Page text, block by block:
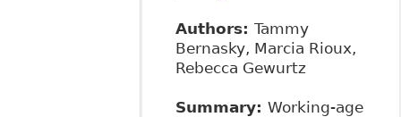
Authors: Tammy
Bernasky, Marcia Rioux,
Rebecca Gewurtz
Summary: Working-age